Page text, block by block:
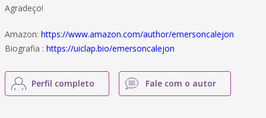
Agradeço!
Amazon: https://www.amazon.com/author/emersoncalejon
Biografia : https://uiclap.bio/emersoncalejon
Perfil completo Fale com o autor